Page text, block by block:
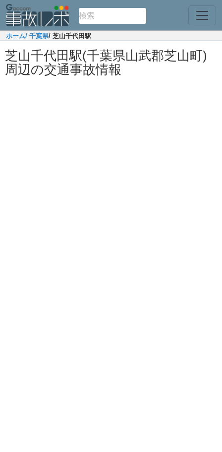
ホーム/ 千葉県/ 芝山千代田駅
芝山千代田駅(千葉県山武郡芝山町)
周辺の交通事故情報